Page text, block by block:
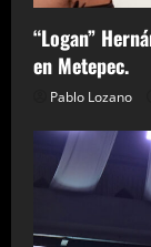
“Logan”
en Metepec.
Pablo Lozano